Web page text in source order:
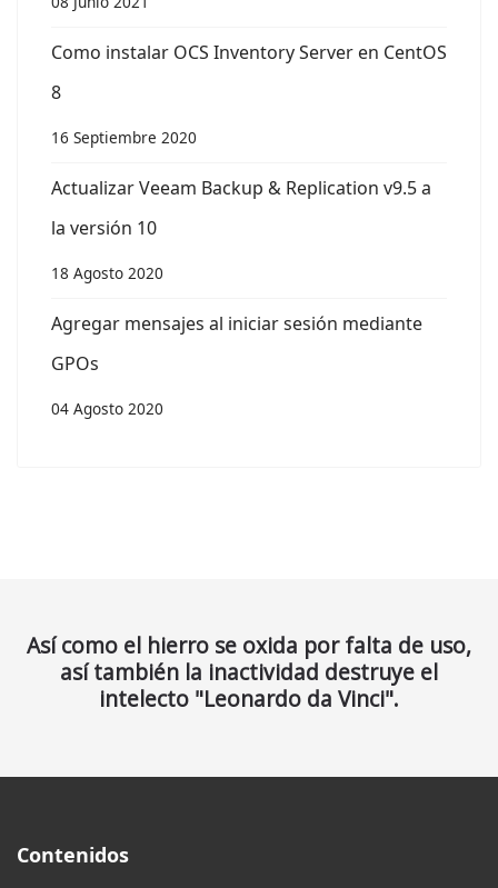
Como instalar OCS Inventory Server en CentOS
8
16 Septiembre 2020
Actualizar Veeam Backup & Replication v9.5 a
la versión 10
18 Agosto 2020
Agregar mensajes al iniciar sesión mediante
GPOs
04 Agosto 2020
Así como el hierro se oxida por falta de uso,
así también la inactividad destruye el
intelecto "Leonardo da Vinci".
Contenidos